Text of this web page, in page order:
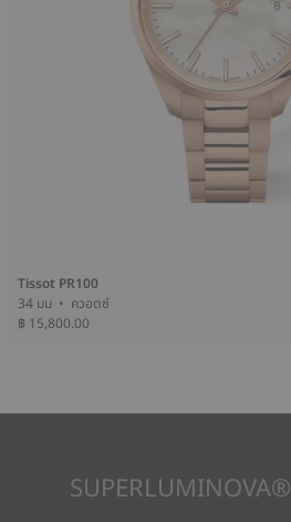
Tissot PR100
34 มม • ควอตซ์
฿ 15,800.00
SUPERLUMINOVA®